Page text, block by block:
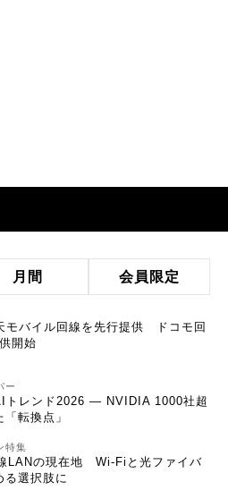
月間 会員限定
モバイル回線を先行提供 ドコモ回
開始
ー
トレンド2026 ― NVIDIA 1000社超
転換点」
特集
LANの現在地 Wi-Fiと光ファイバ
る選択肢に